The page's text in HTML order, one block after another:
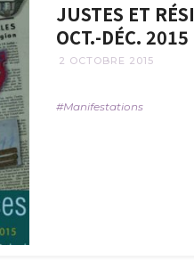
JUSTES ET
OCT.-DÉC. 2015
2 OCTOBRE 2015
Manifestations